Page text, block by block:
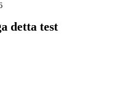
detta test